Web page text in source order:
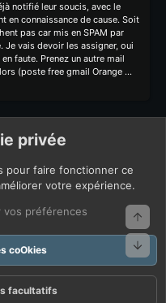
notifié leur soucis, avec le
en connaissance de cause. Soit
pas car mis en SPAM par
Je vais devoir les assigner, oui
faute. Prenez un autre mail
(poste free gmail Orange ...
privée
pour faire fonctionner ce
votre expérience.
vos préférences
coOkies
facultatifs